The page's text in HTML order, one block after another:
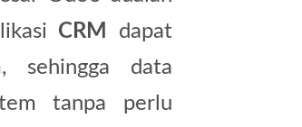
CRM
dapat
, sehingga data
tanpa perlu